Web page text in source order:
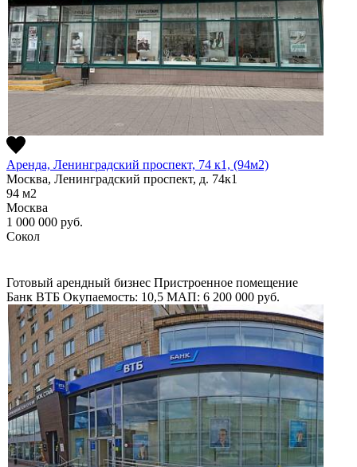
Аренда, Ленинградский проспект, 74 к1, (94м2)
Москва, Ленинградский проспект, д. 74к1
94 м2
Москва
1 000 000 руб.
Сокол
Готовый арендный бизнес Пристроенное помещение
Банк ВТБ Окупаемость: 10,5 МАП: 6 200 000 руб.